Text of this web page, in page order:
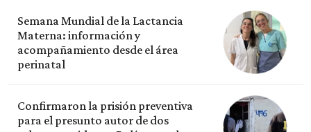
Semana Mundial de la Lactancia
Materna: información y
acompañamiento desde el área
perinatal
Confirmaron la prisión preventiva
para el presunto autor de dos